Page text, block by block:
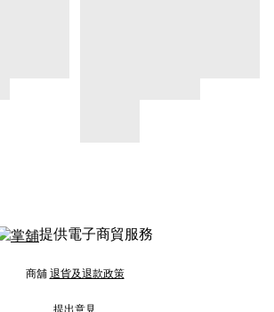
提供電子商貿服務
商舖 退貨及退款政策